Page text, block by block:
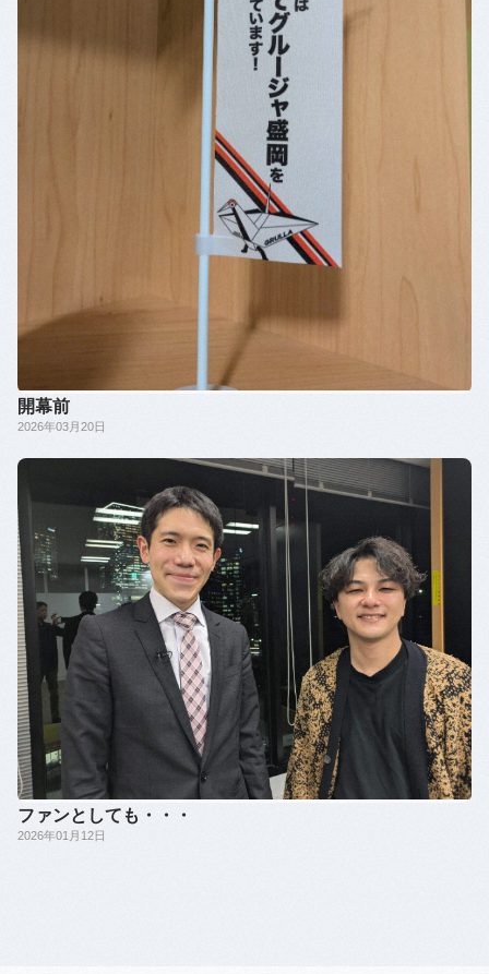
開幕前
2026年03月20日
ファンとしても・・・
2026年01月12日